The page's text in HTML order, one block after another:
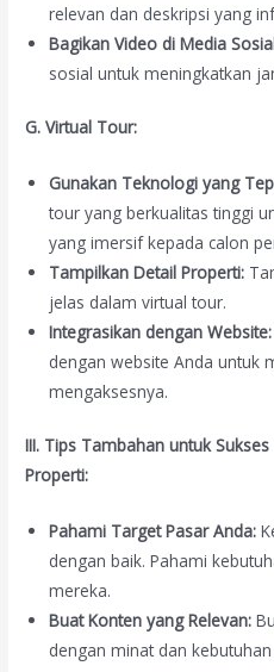
relevan dan deskripsi yang
Bagikan Video di Media
sosial untuk meningkatkan
G. Virtual Tour:
Gunakan Teknologi yang
tour yang berkualitas tinggi
yang imersif kepada calon
Tampilkan Detail Properti:
jelas dalam virtual tour.
Integrasikan dengan Website:
dengan website Anda untuk
mengaksesnya.
III. Tips Tambahan untuk
Properti:
Pahami Target Pasar Anda:
dengan baik. Pahami
mereka.
Buat Konten yang Relevan:
dengan minat dan